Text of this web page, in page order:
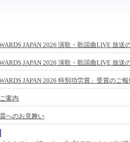
JAPAN 2026 演歌・歌謡曲LIVE 放送
JAPAN 2026 演歌・歌謡曲LIVE 放送
JAPAN 2026 特別功労賞」受賞のご
案内
へのお見舞い